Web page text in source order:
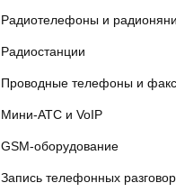
Радиотелефоны и радионяни
Радиостанции
Проводные телефоны и
Мини-АТС и VoIP
GSM-оборудование
Запись телефонных